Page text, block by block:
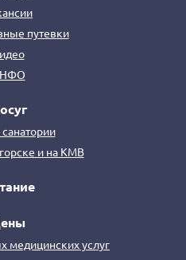
путевки
и на КМВ
медицинских услуг